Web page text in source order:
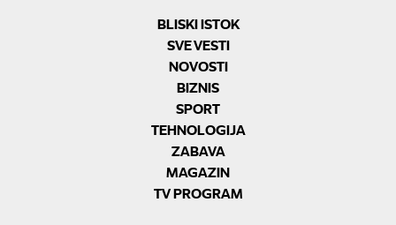
BLISKI ISTOK
SVE VESTI
NOVOSTI
BIZNIS
SPORT
TEHNOLOGIJA
ZABAVA
MAGAZIN
TV PROGRAM